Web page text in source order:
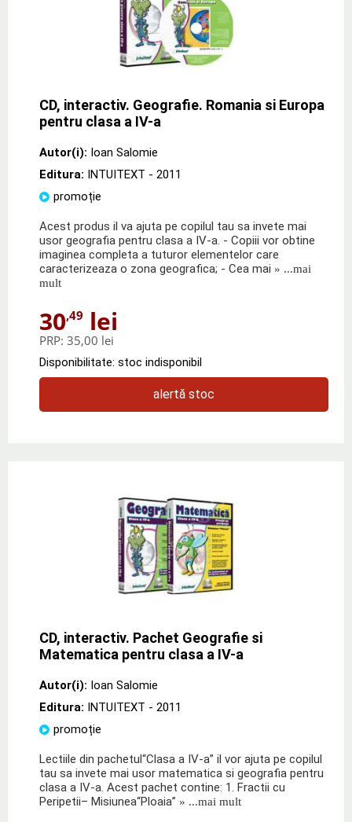
CD, interactiv. Geografie. Romania si Europa
pentru clasa a IV-a
Autor(i): Ioan Salomie
Editura: INTUITEXT - 2011
promoție
Acest produs il va ajuta pe copilul tau sa invete mai
usor geografia pentru clasa a IV-a. - Copiii vor obtine
imaginea completa a tuturor elementelor care
caracterizeaza o zona geografica; - Cea mai » ...mai
mult
30,49 lei
PRP: 35,00 lei
Disponibilitate: stoc indisponibil
alertă stoc
CD, interactiv. Pachet Geografie si
Matematica pentru clasa a IV-a
Autor(i): Ioan Salomie
Editura: INTUITEXT - 2011
promoție
Lectiile din pachetul“Clasa a IV-a” il vor ajuta pe copilul
tau sa invete mai usor matematica si geografia pentru
clasa a IV-a. Acest pachet contine: 1. Fractii cu
Peripetii– Misiunea“Ploaia” » ...mai mult